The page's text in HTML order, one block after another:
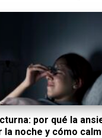
por qué la
la noche y cómo